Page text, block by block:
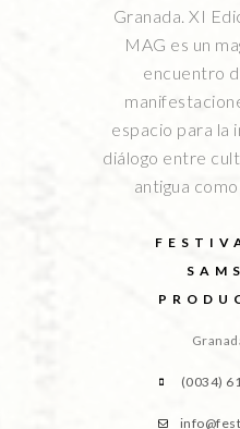
Granada. XI
MAG es un
encuentro
espacio para la
diálogo entre
antigua
(0034)